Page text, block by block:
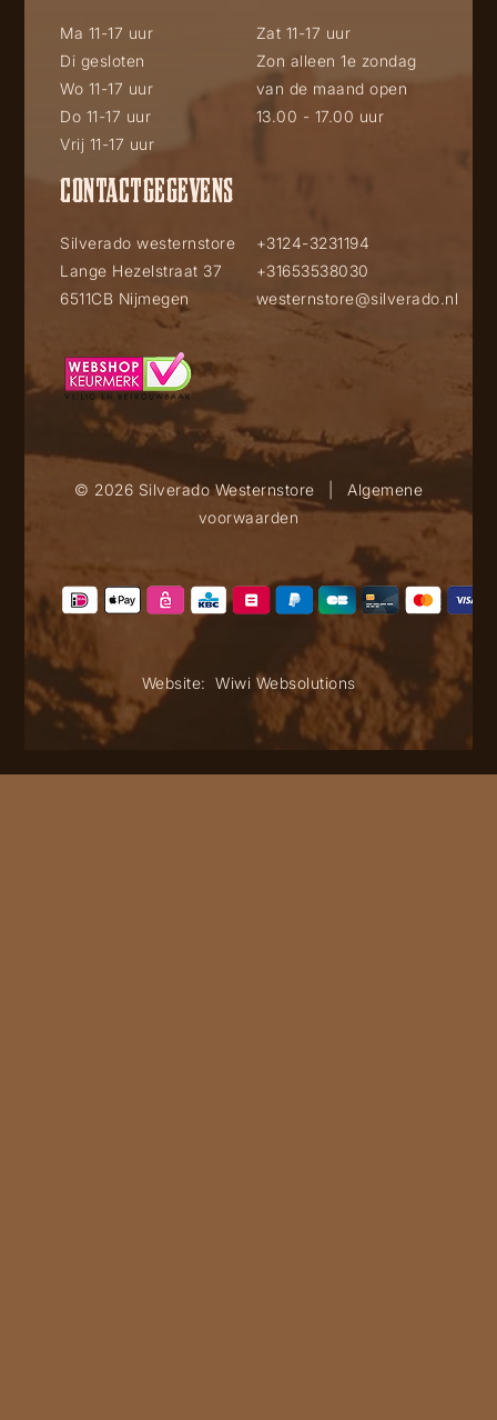
Ma 11-17 uur
Di gesloten
Wo 11-17 uur
Do 11-17 uur
Vrij 11-17 uur
Zat 11-17 uur
Zon alleen 1e zondag
van de maand open
13.00 - 17.00 uur
CONTACTGEGEVENS
Silverado westernstore
Lange Hezelstraat 37
6511CB Nijmegen
+3124-3231194
+31653538030
westernstore@silverado.nl
© 2026 Silverado Westernstore
Algemene
voorwaarden
Website: Wiwi Websolutions